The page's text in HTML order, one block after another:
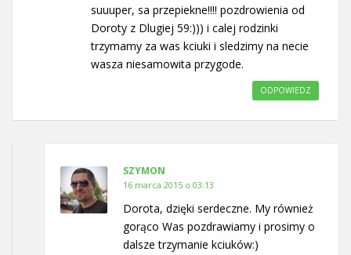
suuuper, sa przepiekne!!!! pozdrowienia od
Doroty z Dlugiej 59:))) i calej rodzinki
trzymamy za was kciuki i sledzimy na necie
wasza niesamowita przygode.
ODPOWIEDZ
SZYMON
16 marca 2015 o 03:13
Dorota, dzięki serdeczne. My również
gorąco Was pozdrawiamy i prosimy o
dalsze trzymanie kciuków:)